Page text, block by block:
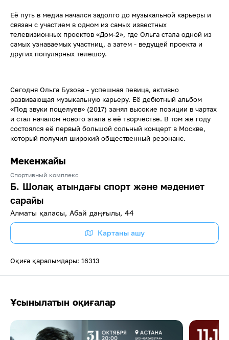
Её путь в медиа начался задолго до музыкальной карьеры и
связан с участием в одном из самых известных
телевизионных проектов «Дом-2», где Ольга стала одной из
самых узнаваемых участниц, а затем - ведущей проекта и
других популярных телешоу.
Сегодня Ольга Бузова - успешная певица, активно
развивающая музыкальную карьеру. Её дебютный альбом
«Под звуки поцелуев» (2017) занял высокие позиции в чартах
и стал началом нового этапа в её творчестве. В том же году
состоялся её первый большой сольный концерт в Москве,
который получил широкий общественный резонанс.
Мекенжайы
Спортивный комплекс
Б. Шолақ атындағы спорт және мәдениет
сарайы
Алматы қаласы, Абай даңғылы, 44
Картаны ашу
Оқиға қаралымдары: 16313
Ұсынылатын оқиғалар